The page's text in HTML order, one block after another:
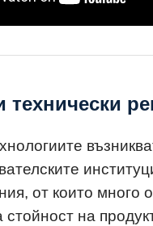
технически
от които много
на